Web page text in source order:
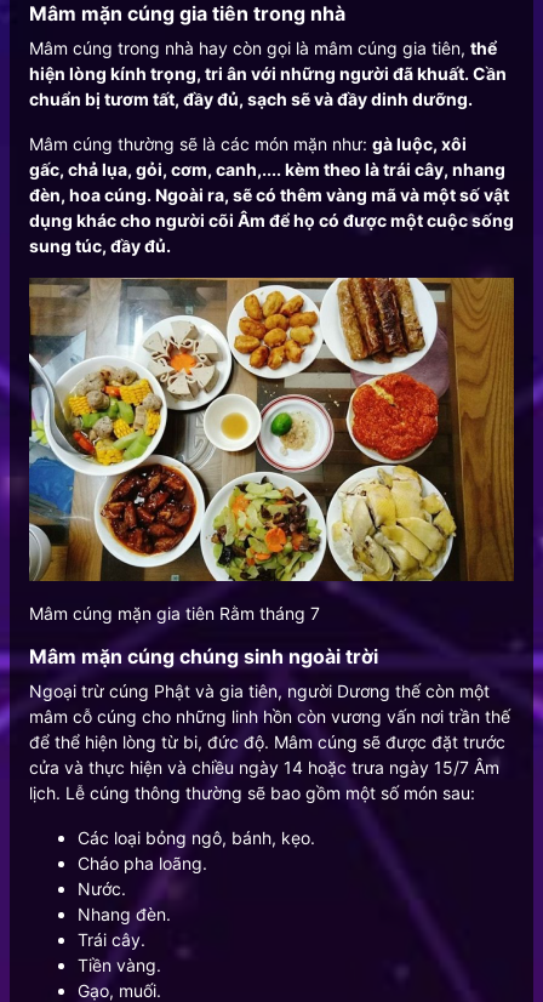
Mâm mặn cúng gia tiên trong nhà
Mâm cúng trong nhà hay còn gọi là mâm cúng gia tiên, thể
hiện lòng kính trọng, tri ân với những người đã khuất. Cần
chuẩn bị tươm tất, đầy đủ, sạch sẽ và đầy dinh dưỡng.
Mâm cúng thường sẽ là các món mặn như: gà luộc, xôi
gấc, chả lụa, gỏi, cơm, canh,.... kèm theo là trái cây, nhang
đèn, hoa cúng. Ngoài ra, sẽ có thêm vàng mã và một số vật
dụng khác cho người cõi Âm để họ có được một cuộc sống
sung túc, đầy đủ.
Mâm cúng mặn gia tiên Rằm tháng 7
Mâm mặn cúng chúng sinh ngoài trời
Ngoại trừ cúng Phật và gia tiên, người Dương thế còn một
mâm cỗ cúng cho những linh hồn còn vương vấn nơi trần thế
để thể hiện lòng từ bi, đức độ. Mâm cúng sẽ được đặt trước
cửa và thực hiện và chiều ngày 14 hoặc trưa ngày 15/7 Âm
lịch. Lễ cúng thông thường sẽ bao gồm một số món sau:
Các loại bỏng ngô, bánh, kẹo.
Cháo pha loãng.
Nước.
Nhang đèn.
Trái cây.
Tiền vàng.
Gạo, muối.